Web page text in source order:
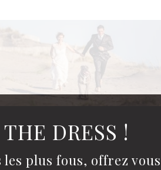
DRESS !
les plus fous, offrez vous